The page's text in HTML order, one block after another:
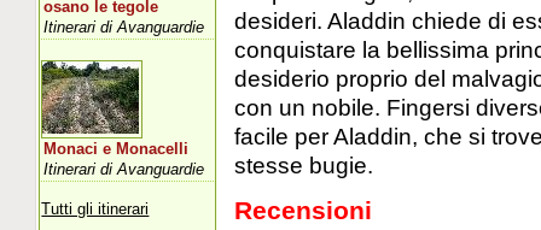
desideri. Aladdin chiede di
conquistare la bellissima
desiderio proprio del
con un nobile. Fingersi
facile per Aladdin, che si
stesse bugie.
Recensioni
osano le tegole
Itinerari di Avanguardie
Monaci e Monacelli
Itinerari di Avanguardie
Tutti gli itinerari